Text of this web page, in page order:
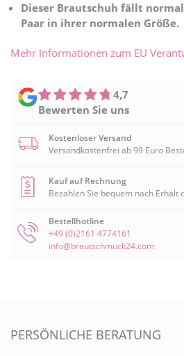
Dieser Brautschuh fällt
Paar in ihrer normalen Größe.
Mehr Informationen zum EU
4,7
Bewerten Sie uns
Kostenloser Versand
Versandkostenfrei ab 99 Euro
Kauf auf Rechnung
Bezahlen Sie bequem nach Erhalt
Bestellhotline
+49 (0)2161 4774161
info@brautschmuck24.com
PERSÖNLICHE BERATUNG